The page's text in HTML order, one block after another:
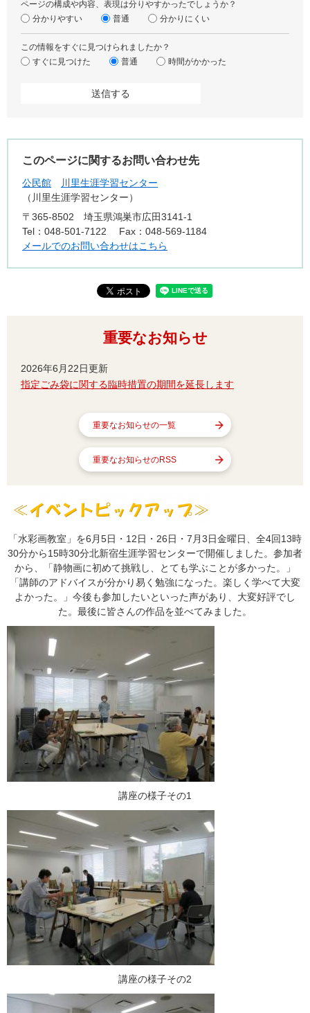
ページの構成や内容、表現は分りやすかったでしょうか？
分かりやすい
普通 分かりにくい
この情報をすぐに見つけられましたか？
すぐに見つけた
普通 時間がかかった
このページに関するお問い合わせ先
公民館
川里生涯学習センター
川里生涯学習センター
〒365-8502
埼玉県鴻巣市広田3141-1
Tel：048-501-7122
Fax：048-569-1184
メールでのお問い合わせはこちら
重要なお知らせ
2026年6月22日更新
指定ごみ袋に関する臨時措置の期間を延長します
重要なお知らせの一覧
重要なお知らせのRSS
「水彩画教室」を6月5日・12日・26日・7月3日金曜日、全4回13時
30分から15時30分北新宿生涯学習センターで開催しました。参加者
から、「静物画に初めて挑戦し、とても学ぶことが多かった。」
「講師のアドバイスが分かり易く勉強になった。楽しく学べて大変
よかった。」今後も参加したいといった声があり、大変好評でし
た。最後に皆さんの作品を並べてみました。​
講座の様子その1
講座の様子その2